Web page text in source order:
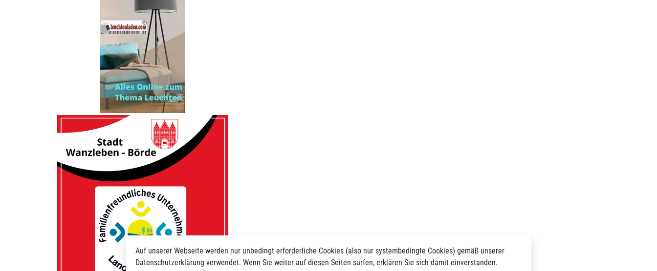
Auf unserer Webseite werden nur unbedingt erforderliche Cookies (also nur systembedingte Cookies) gemäß unserer
Datenschutzerklärung verwendet. Wenn Sie weiter auf diesen Seiten surfen, erklären Sie sich damit einverstanden.